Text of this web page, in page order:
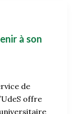
à son
de
offre